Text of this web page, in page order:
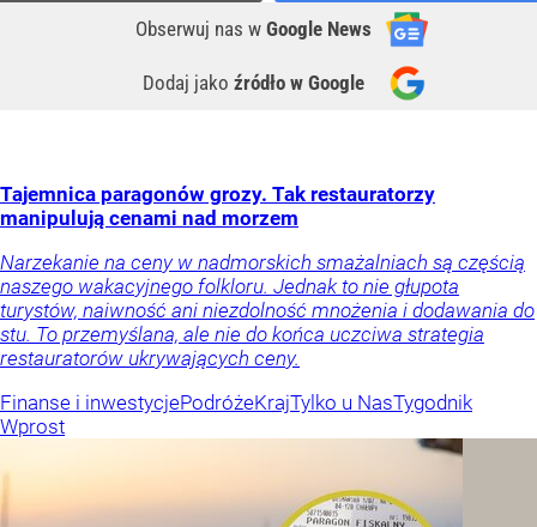
Obserwuj nas w Google News
Dodaj jako źródło w Google
Tajemnica paragonów grozy. Tak restauratorzy
manipulują cenami nad morzem
Narzekanie na ceny w nadmorskich smażalniach są częścią
naszego wakacyjnego folkloru. Jednak to nie głupota
turystów, naiwność ani niezdolność mnożenia i dodawania do
stu. To przemyślana, ale nie do końca uczciwa strategia
restauratorów ukrywających ceny.
Finanse i inwestycjePodróżeKrajTylko u NasTygodnik
Wprost